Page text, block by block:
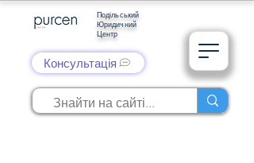
Подільський
Юридичний
Центр
Консультація